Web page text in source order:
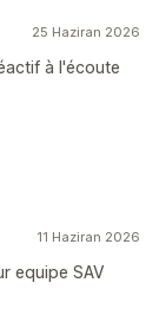
25 Haziran 2026
à l'écoute
11 Haziran 2026
equipe SAV